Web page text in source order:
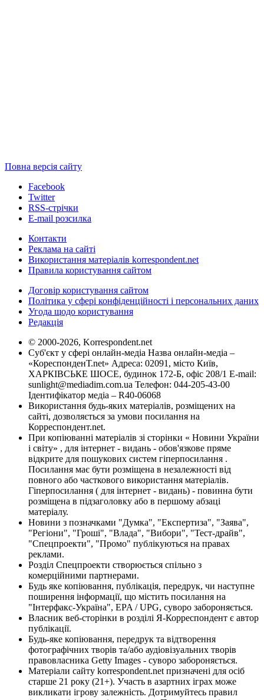
Повна версія сайту
Facebook
Twitter
RSS-стрічки
E-mail розсилка
Контакти
Реклама на сайті
Використання матеріалів korrespondent.net
Правила користування сайтом
Договір користування сайтом
Політика у сфері конфіденційності і персональних даних
Угода щодо користування
Редакція
© 2000-2026, Korrespondent.net
Суб'єкт у сфері онлайн-медіа Назва онлайн-медіа –
«КореспонденТ.net» Адреса: 02091, місто Київ,
ХАРКІВСЬКЕ ШОСЕ, будинок 172-Б, офіс 208/1 E-mail:
sunlight@mediadim.com.ua Телефон: 044-205-43-00
Ідентифікатор медіа – R40-06068
Використання будь-яких матеріалів, розміщених на
сайті, дозволяється за умови посилання на
Корреспондент.net.
При копіюванні матеріалів зі сторінки « Новини України
і світу» , для інтернет - видань - обов'язкове пряме
відкрите для пошукових систем гіперпосилання .
Посилання має бути розміщена в незалежності від
повного або часткового використання матеріалів.
Гіперпосилання ( для інтернет - видань) - повинна бути
розміщена в підзаголовку або в першому абзаці
матеріалу.
Новини з позначками "Думка", "Експертиза", "Заява",
"Регіони", "Гроші", "Влада", "Вибори", "Тест-драйв",
"Спецпроекти", "Промо" публікуються на правах
реклами.
Розділ Спецпроекти створюється спільно з
комерційними партнерами.
Будь яке копіювання, публікація, передрук, чи наступне
поширення інформації, що містить посилання на
"Інтерфакс-Україна", EPA / UPG, суворо забороняється.
Власник веб-сторінки в розділі Я-Корреспондент є автор
публікації.
Будь-яке копіювання, передрук та відтворення
фотографічних творів та/або аудіовізуальних творів
правовласника Getty Images - суворо забороняється.
Матеріали сайту korrespondent.net призначені для осіб
старше 21 року (21+). Участь в азартних іграх може
викликати ігрову залежність. Дотримуйтесь правил